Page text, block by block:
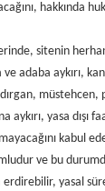
hakkında
sitenin
adaba aykırı,
aykırı, yasa dışı
kabul
ve bu
yasal